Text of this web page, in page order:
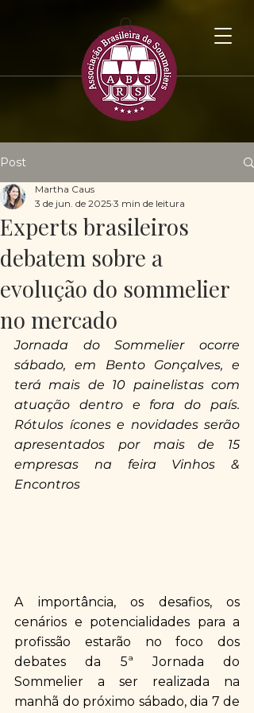
Post
Experts brasileiros
debatem sobre a
evolução do sommelier
no mercado
Martha Caus
3 de jun. de 2025 3 min de leitura
Jornada do Sommelier ocorre
sábado, em Bento Gonçalves, e
terá mais de 10 painelistas com
atuação dentro e fora do país.
Rótulos ícones e novidades serão
apresentados por mais de 15
empresas na feira Vinhos &
Encontros
A importância, os desafios, os
cenários e potencialidades para a
profissão estarão no foco dos
debates da 5ª Jornada do
Sommelier a ser realizada na
manhã do próximo sábado, dia 7 de